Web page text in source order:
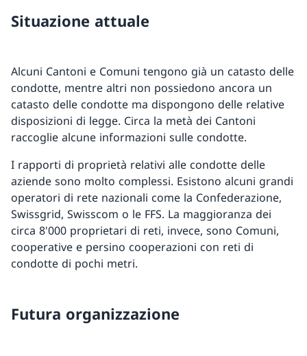
Situazione attuale
Alcuni Cantoni e Comuni tengono già un catasto delle
condotte, mentre altri non possiedono ancora un
catasto delle condotte ma dispongono delle relative
disposizioni di legge. Circa la metà dei Cantoni
raccoglie alcune informazioni sulle condotte.
I rapporti di proprietà relativi alle condotte delle
aziende sono molto complessi. Esistono alcuni grandi
operatori di rete nazionali come la Confederazione,
Swissgrid, Swisscom o le FFS. La maggioranza dei
circa 8'000 proprietari di reti, invece, sono Comuni,
cooperative e persino cooperazioni con reti di
condotte di pochi metri.
Futura organizzazione